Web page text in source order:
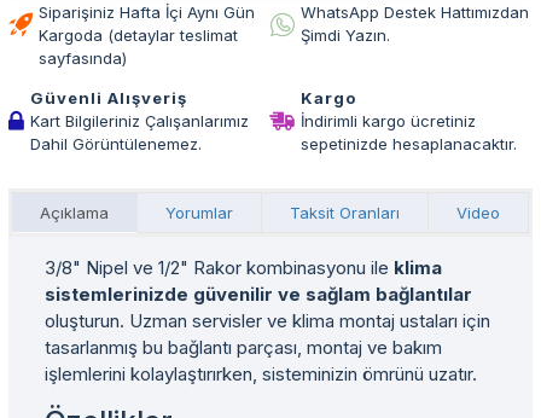
Siparişiniz Hafta İçi Aynı Gün
Kargoda (detaylar teslimat
sayfasında)
WhatsApp Destek Hattımızdan
Şimdi Yazın.
Güvenli Alışveriş
Kart Bilgileriniz Çalışanlarımız
Dahil Görüntülenemez.
Kargo
İndirimli kargo ücretiniz
sepetinizde hesaplanacaktır.
Açıklama Yorumlar Taksit Oranları Video
3/8" Nipel ve 1/2" Rakor kombinasyonu ile klima
sistemlerinizde güvenilir ve sağlam bağlantılar
oluşturun. Uzman servisler ve klima montaj ustaları için
tasarlanmış bu bağlantı parçası, montaj ve bakım
işlemlerini kolaylaştırırken, sisteminizin ömrünü uzatır.